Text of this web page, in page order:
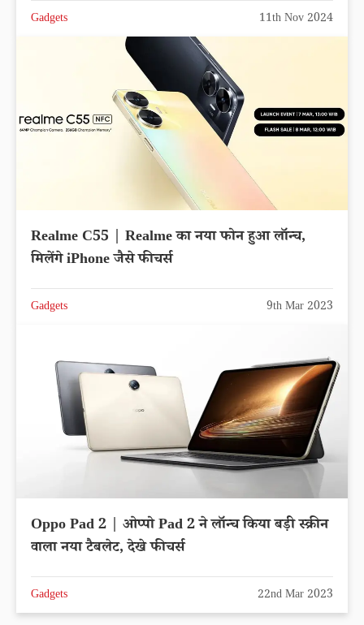
Gadgets 11th Nov 2024
Realme C55 | Realme का नया फोन हुआ लॉन्च,
मिलेंगे iPhone जैसे फीचर्स
Gadgets 9th Mar 2023
Oppo Pad 2 | ओप्पो Pad 2 ने लॉन्च किया बड़ी स्क्रीन
वाला नया टैबलेट, देखे फीचर्स
Gadgets 22nd Mar 2023